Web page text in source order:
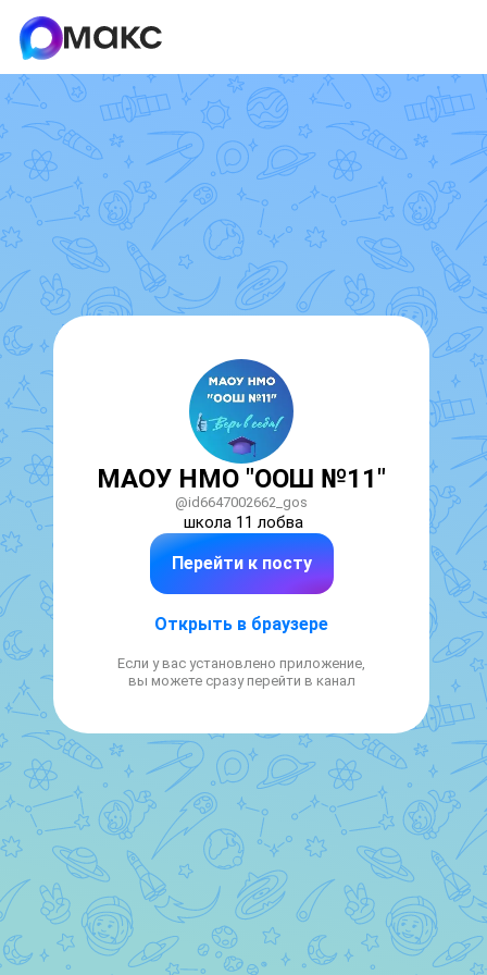
МАОУ НМО "ООШ №11"
@id6647002662_gos
школа 11 лобва
Перейти к посту
Открыть в браузере
Если у вас установлено приложение,
вы можете сразу перейти в канал